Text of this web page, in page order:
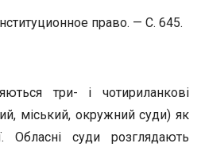
право. — С. 645.
три- і чотириланкові
міський, окружний суди) як
Обласні суди розглядають